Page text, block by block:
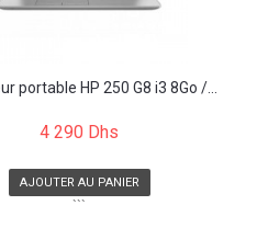
portable HP 250 G8 i3 8Go /...
4 290 Dhs
AJOUTER AU PANIER
```